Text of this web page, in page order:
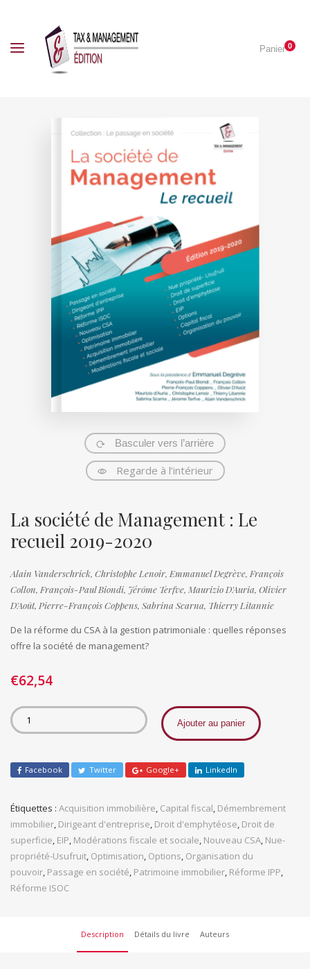
Panier0
Basculer vers l’arrière
Regarde à l’intérieur
La société de Management : Le
recueil 2019-2020
Alain Vanderschrick, Christophe Lenoir, Emmanuel Degrève, François
Collon, François-Paul Biondi, Jérôme Terfve, Maurizio D'Auria, Olivier
D'Août, Pierre-François Coppens, Sabrina Scarna, Thierry Litannie
De la réforme du CSA à la gestion patrimoniale : quelles réponses
offre la société de management?
€62,54
Ajouter au panier
Facebook Twitter Google+ LinkedIn
Étiquettes : Acquisition immobilière, Capital fiscal, Démembrement
immobilier, Dirigeant d'entreprise, Droit d'emphytéose, Droit de
superficie, EIP, Modérations fiscale et sociale, Nouveau CSA, Nue-
propriété-Usufruit, Optimisation, Options, Organisation du
pouvoir, Passage en société, Patrimoine immobilier, Réforme IPP,
Réforme ISOC
Description Détails du livre Auteurs